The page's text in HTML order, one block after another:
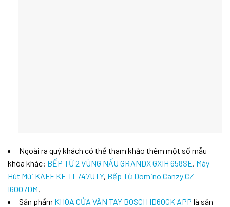
Ngoài ra quý khách có thể tham khảo thêm một số mẫu
khóa khác: BẾP TỪ 2 VÙNG NẤU GRANDX GXIH 658SE, Máy
Hút Mùi KAFF KF-TL747UTY, Bếp Từ Domino Canzy CZ-
I6007DM,
Sản phẩm KHÓA CỬA VÂN TAY BOSCH ID60GK APP là sản